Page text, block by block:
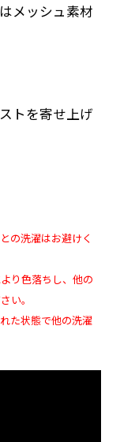
メッシュ素材
トを寄せ上げ
の洗濯はお避けく
り色落ちし、他の
い。
た状態で他の洗濯